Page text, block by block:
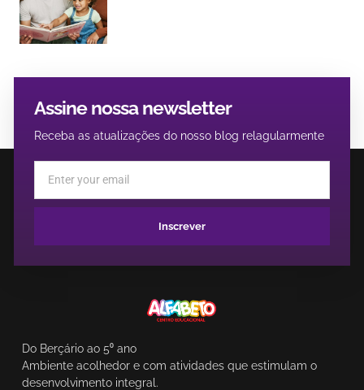
Assine nossa newsletter
Receba as atualizações do nosso blog relagularmente
Inscrever
Do Berçário ao 5⁰ ano
Ambiente acolhedor e com atividades que estimulam o
desenvolvimento integral.